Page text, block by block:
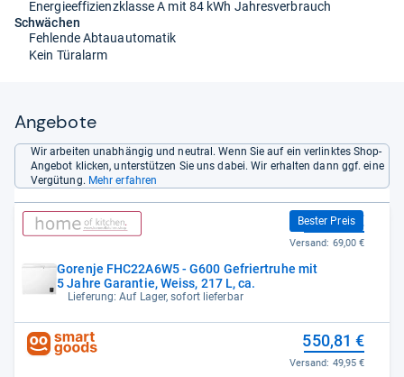
Energieeffizienzklasse A mit 84 kWh Jahresverbrauch
Schwächen
Fehlende Abtauautomatik
Kein Türalarm
Angebote
Wir arbeiten unabhängig und neutral. Wenn Sie auf ein verlinktes Shop-
Angebot klicken, unterstützen Sie uns dabei. Wir erhalten dann ggf. eine
Vergütung. Mehr erfahren
Gorenje FHC22A6W5 - G600 Gefriertruhe mit
5 Jahre Garantie, Weiss, 217 L, ca.
Lieferung: Auf Lager, sofort lieferbar
Bester Preis
508,00 €
Versand: 69,00 €
550,81 €
Versand: 49,95 €